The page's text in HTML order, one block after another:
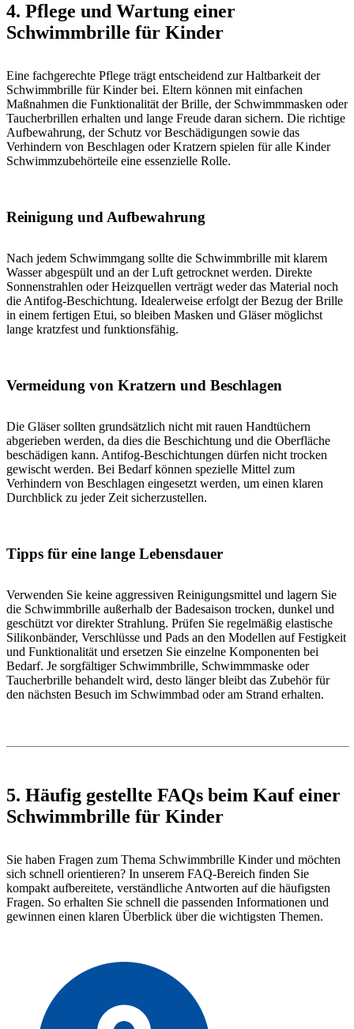
4. Pflege und Wartung einer
Schwimmbrille für Kinder
Eine fachgerechte Pflege trägt entscheidend zur Haltbarkeit der
Schwimmbrille für Kinder bei. Eltern können mit einfachen
Maßnahmen die Funktionalität der Brille, der Schwimmmasken oder
Taucherbrillen erhalten und lange Freude daran sichern. Die richtige
Aufbewahrung, der Schutz vor Beschädigungen sowie das
Verhindern von Beschlagen oder Kratzern spielen für alle Kinder
Schwimmzubehörteile eine essenzielle Rolle.
Reinigung und Aufbewahrung
Nach jedem Schwimmgang sollte die Schwimmbrille mit klarem
Wasser abgespült und an der Luft getrocknet werden. Direkte
Sonnenstrahlen oder Heizquellen verträgt weder das Material noch
die Antifog-Beschichtung. Idealerweise erfolgt der Bezug der Brille
in einem fertigen Etui, so bleiben Masken und Gläser möglichst
lange kratzfest und funktionsfähig.
Vermeidung von Kratzern und Beschlagen
Die Gläser sollten grundsätzlich nicht mit rauen Handtüchern
abgerieben werden, da dies die Beschichtung und die Oberfläche
beschädigen kann. Antifog-Beschichtungen dürfen nicht trocken
gewischt werden. Bei Bedarf können spezielle Mittel zum
Verhindern von Beschlagen eingesetzt werden, um einen klaren
Durchblick zu jeder Zeit sicherzustellen.
Tipps für eine lange Lebensdauer
Verwenden Sie keine aggressiven Reinigungsmittel und lagern Sie
die Schwimmbrille außerhalb der Badesaison trocken, dunkel und
geschützt vor direkter Strahlung. Prüfen Sie regelmäßig elastische
Silikonbänder, Verschlüsse und Pads an den Modellen auf Festigkeit
und Funktionalität und ersetzen Sie einzelne Komponenten bei
Bedarf. Je sorgfältiger Schwimmbrille, Schwimmmaske oder
Taucherbrille behandelt wird, desto länger bleibt das Zubehör für
den nächsten Besuch im Schwimmbad oder am Strand erhalten.
5. Häufig gestellte FAQs beim Kauf einer
Schwimmbrille für Kinder
Sie haben Fragen zum Thema Schwimmbrille Kinder und möchten
sich schnell orientieren? In unserem FAQ-Bereich finden Sie
kompakt aufbereitete, verständliche Antworten auf die häufigsten
Fragen. So erhalten Sie schnell die passenden Informationen und
gewinnen einen klaren Überblick über die wichtigsten Themen.